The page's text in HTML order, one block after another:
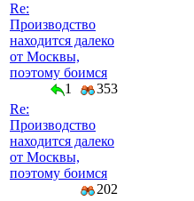
Re:
Производство
находится далеко
от Москвы,
поэтому боимся
1
353
Re:
Производство
находится далеко
от Москвы,
поэтому боимся
202